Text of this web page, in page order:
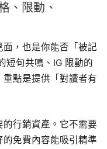
、限動、
，也是你能否「被記
短句共鳴、IG 限動的
重點是提供「對讀者有
行銷資產。它不需要
的免費內容能吸引精準